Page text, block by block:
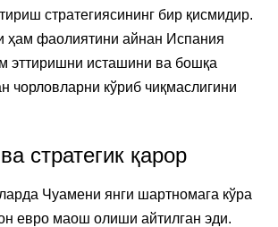
стратегиясининг бир қисмидир.
ҳам фаолиятини айнан Испания
эттиришни исташини ва бошқа
чорловларни кўриб чиқмаслигини
стратегик қарор
Чуамени янги шартномага кўра
евро маош олиши айтилган эди.